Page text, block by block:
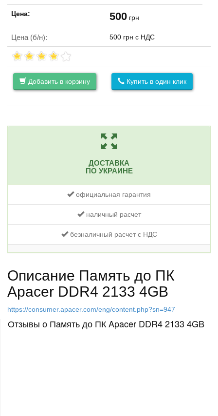
Цена: 500 грн
Цена (б/н): 500 грн с НДС
Добавить в корзину Купить в один клик
ДОСТАВКА
ПО УКРАИНЕ
официальная гарантия
наличный расчет
безналичный расчет с НДС
Описание Память до ПК
Apacer DDR4 2133 4GB
https://consumer.apacer.com/eng/content.php?sn=947
Отзывы о Память до ПК Apacer DDR4 2133 4GB